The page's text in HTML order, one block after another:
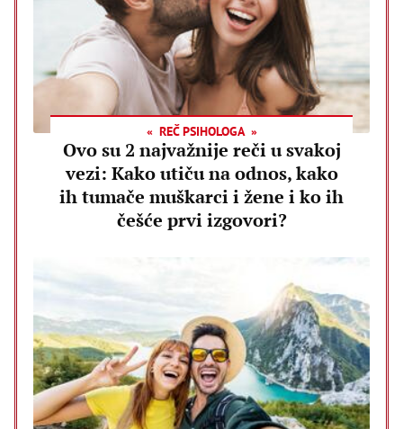
REČ PSIHOLOGA
Ovo su 2 najvažnije reči u svakoj
vezi: Kako utiču na odnos, kako
ih tumače muškarci i žene i ko ih
češće prvi izgovori?